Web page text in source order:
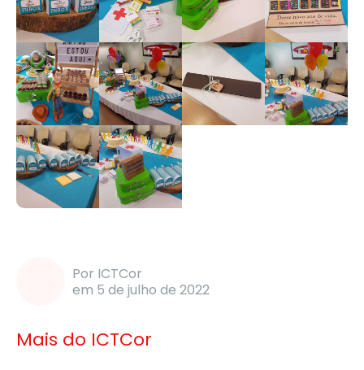
Por ICTCor
em 5 de julho de 2022
Mais do ICTCor